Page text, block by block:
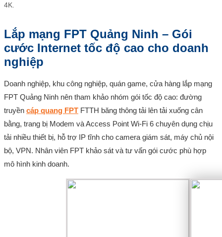
4K.
Lắp mạng FPT Quảng Ninh – Gói
cước Internet tốc độ cao cho doanh
nghiệp
Doanh nghiệp, khu công nghiệp, quán game, cửa hàng lắp mạng
FPT Quảng Ninh nên tham khảo nhóm gói tốc độ cao: đường
truyền cáp quang FPT FTTH băng thông tải lên tải xuống cân
bằng, trang bị Modem và Access Point Wi-Fi 6 chuyên dụng chịu
tải nhiều thiết bị, hỗ trợ IP tĩnh cho camera giám sát, máy chủ nội
bộ, VPN. Nhân viên FPT khảo sát và tư vấn gói cước phù hợp
mô hình kinh doanh.